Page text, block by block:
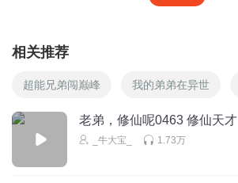
相关推荐
超能兄弟闯巅峰 我的弟弟在异世
老弟，修仙呢0463 修仙天才
_牛大宝_ 1.73万